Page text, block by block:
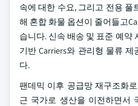
속에 대한 수요, 그리고 전용 풀
해 혼합 화물 옵션이 줄어들고
습니다. 신속 배송 및 표준 예약
기반 Carriers와 관리형 물류
다.
팬데믹 이후 공급망 재구조화
근 국가로 생산을 이전하면서